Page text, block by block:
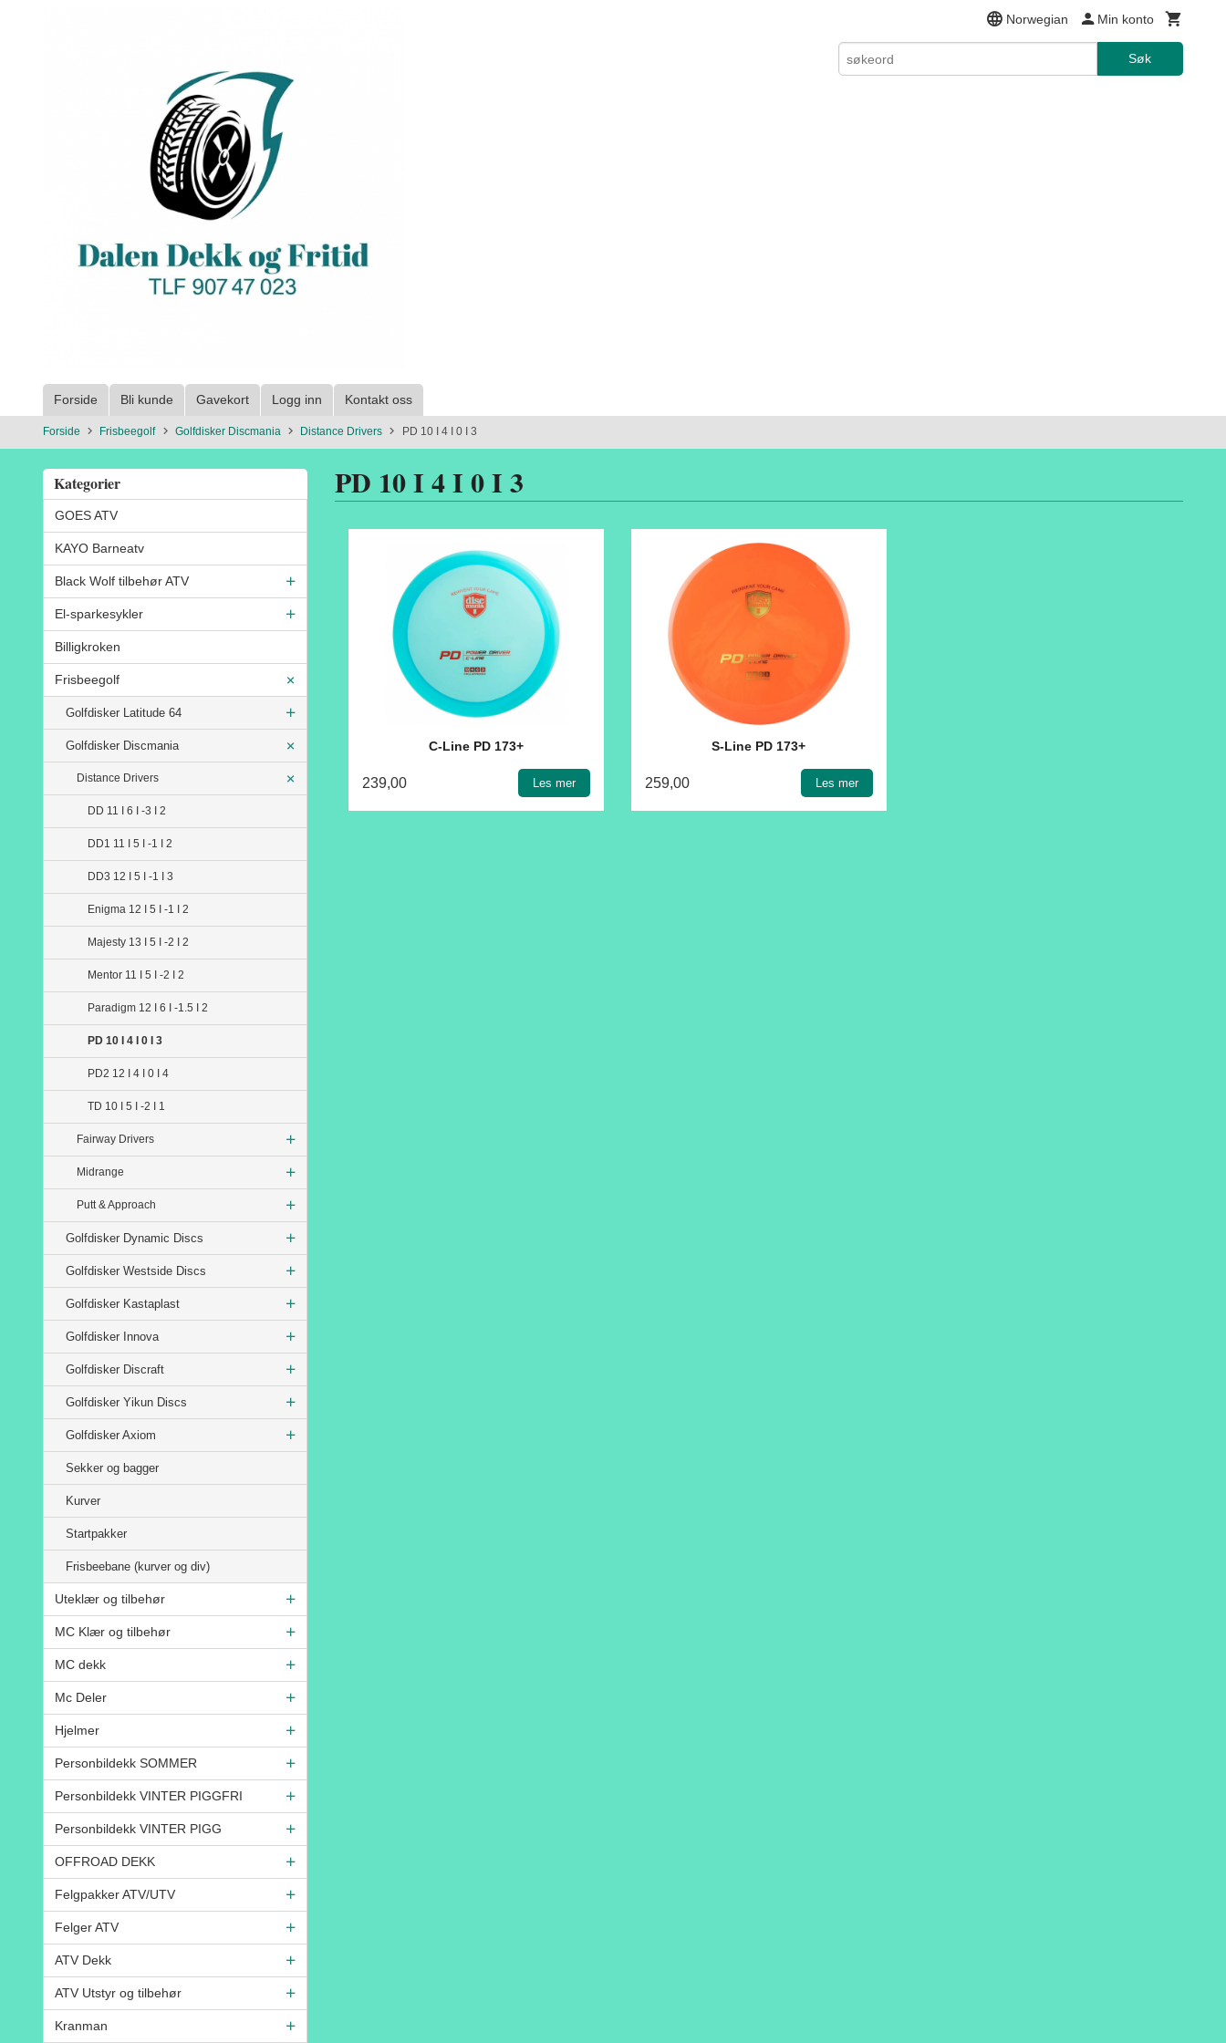
Norwegian Min konto
Søk
Forside Bli kunde Gavekort Logg inn Kontakt oss
Forside Frisbeegolf Golfdisker Discmania Distance Drivers PD 10 I 4 I 0 I 3
Kategorier
GOES ATV
KAYO Barneatv
Black Wolf tilbehør ATV
El-sparkesykler
Billigkroken
Frisbeegolf
Golfdisker Latitude 64
Golfdisker Discmania
Distance Drivers
DD 11 I 6 I -3 I 2
DD1 11 I 5 I -1 I 2
DD3 12 I 5 I -1 I 3
Enigma 12 I 5 I -1 I 2
Majesty 13 I 5 I -2 I 2
Mentor 11 I 5 I -2 I 2
Paradigm 12 I 6 I -1.5 I 2
PD 10 I 4 I 0 I 3
PD2 12 I 4 I 0 I 4
TD 10 I 5 I -2 I 1
Fairway Drivers
Midrange
Putt & Approach
Golfdisker Dynamic Discs
Golfdisker Westside Discs
Golfdisker Kastaplast
Golfdisker Innova
Golfdisker Discraft
Golfdisker Yikun Discs
Golfdisker Axiom
Sekker og bagger
Kurver
Startpakker
Frisbeebane (kurver og div)
Uteklær og tilbehør
MC Klær og tilbehør
MC dekk
Mc Deler
Hjelmer
Personbildekk SOMMER
Personbildekk VINTER PIGGFRI
Personbildekk VINTER PIGG
OFFROAD DEKK
Felgpakker ATV/UTV
Felger ATV
ATV Dekk
ATV Utstyr og tilbehør
Kranman
PD 10 I 4 I 0 I 3
C-Line PD 173+
239,00 Les mer
S-Line PD 173+
259,00 Les mer